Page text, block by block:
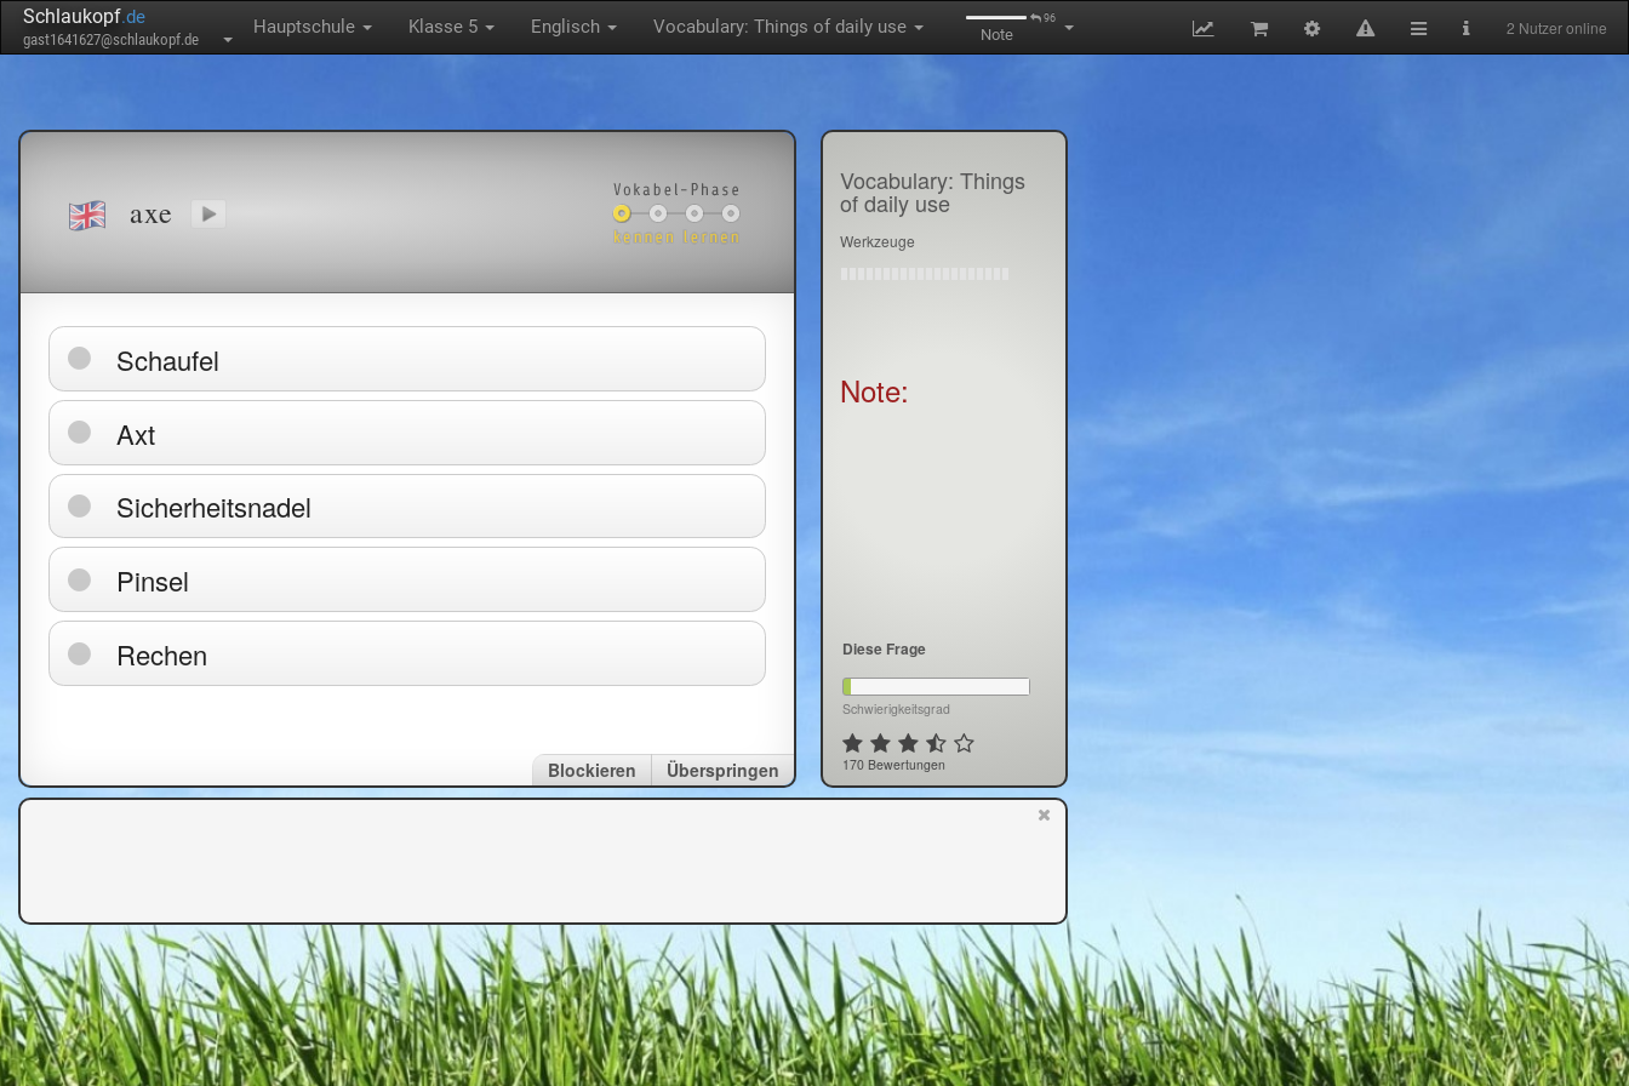
Schlaukopf.de
gast1641627@schlaukopf.de
Hauptschule Klasse 5 Englisch Vocabulary: Things of daily use 96
Note 2 Nutzer online
axe
Schaufel
Axt
Sicherheitsnadel
Pinsel
Rechen
Überspringen
Blockieren
Vocabulary: Things
of daily use
Werkzeuge
Note:
Diese Frage
Schwierigkeitsgrad
170 Bewertungen